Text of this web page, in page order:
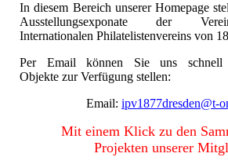
In diesem Bereich unserer Homepage
Ausstellungsexponate der
Internationalen Philatelistenvereins von
Per Email können Sie uns
Objekte zur Verfügung stellen:
Email: ipv1877dresden@t-
Mit einem Klick zu den
Projekten unserer